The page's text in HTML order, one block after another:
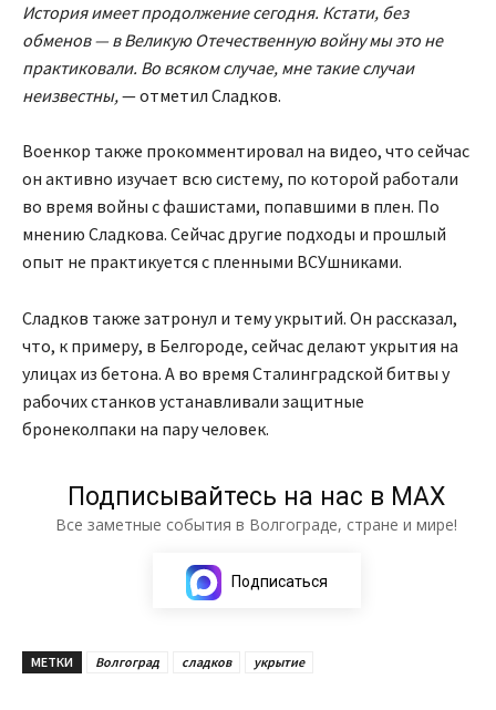
История имеет продолжение сегодня. Кстати, без
обменов — в Великую Отечественную войну мы это не
практиковали. Во всяком случае, мне такие случаи
неизвестны,— отметил Сладков.
Военкор также прокомментировал на видео, что сейчас
он активно изучает всю систему, по которой работали
во время войны с фашистами, попавшими в плен. По
мнению Сладкова. Сейчас другие подходы и прошлый
опыт не практикуется с пленными ВСУшниками.
Сладков также затронул и тему укрытий. Он рассказал,
что, к примеру, в Белгороде, сейчас делают укрытия на
улицах из бетона. А во время Сталинградской битвы у
рабочих станков устанавливали защитные
бронеколпаки на пару человек.
Подписывайтесь на нас в МАХ
Все заметные события в Волгограде, стране и мире!
Подписаться
МЕТКИ Волгоград сладков укрытие